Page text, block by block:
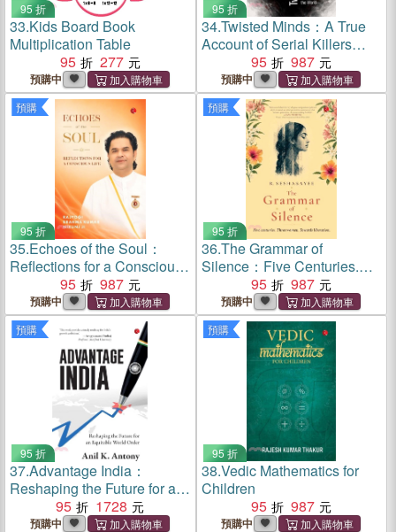
95 折
33.Kids Board Book
Multiplication Table
95
277
預購中
95 折
34.Twisted Minds：A True
Account of Serial Killers
from Around the World
95 987
預購中
預購
95 折
35.Echoes of the Soul：
Reflections for a Conscious
95 987
預購中
預購
95 折
36.The Grammar of
Silence：Five Centuries.
Three Women. Towards
Liberation.
95 987
預購中
預購
95 折
37.Advantage India：
Reshaping the Future for an
Equitable World Order
95 1728
預購中
預購
95 折
38.Vedic Mathematics for
Children
95
987
預購中